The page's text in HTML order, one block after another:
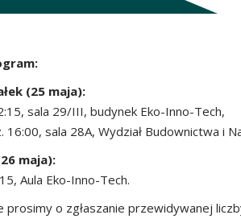
(25 maja):
sala 29/III, budynek Eko-Inno-Tech,
16:00, sala 28A, Wydział Budownictwa i
maja):
Aula Eko-Inno-Tech.
prosimy o zgłaszanie przewidywanej